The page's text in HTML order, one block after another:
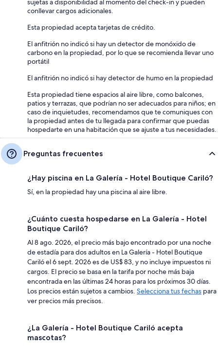
conllevar cargos adicionales.
Esta propiedad acepta tarjetas de crédito.
El anfitrión no indicó si hay un detector de monóxido de
carbono en la propiedad, por lo que se recomienda llevar uno
portátil
El anfitrión no indicó si hay detector de humo en la propiedad
Esta propiedad tiene espacios al aire libre, como balcones,
patios y terrazas, que podrían no ser adecuados para niños; en
caso de inquietudes, recomendamos que te comuniques con
la propiedad antes de tu llegada para confirmar que puedas
hospedarte en una habitación que se ajuste a tus necesidades.
Preguntas frecuentes
¿Hay piscina en La Galería - Hotel Boutique Cariló?
Sí, en la propiedad hay una piscina al aire libre.
¿Cuánto cuesta hospedarse en La Galería - Hotel
Boutique Cariló?
Al 8 ago. 2026, el precio más bajo encontrado por una noche
de estadía para dos adultos en La Galería - Hotel Boutique
Cariló el 6 sept. 2026 es de US$ 83, y no incluye impuestos ni
cargos. El precio se basa en la tarifa por noche más baja
encontrada en las últimas 24 horas para los próximos 30 días.
Los precios están sujetos a cambios. Selecciona tus fechas para
ver precios más precisos.
¿La Galería - Hotel Boutique Cariló acepta
mascotas?